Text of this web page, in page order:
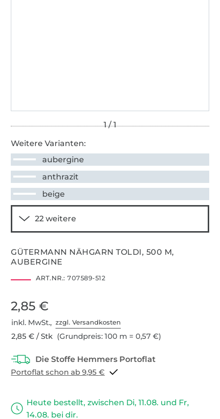
Weitere Varianten:
aubergine
anthrazit
beige
GÜTERMANN NÄHGARN TOLDI, 500 M,
AUBERGINE
ART.NR.: 707589-512
2,85 €
inkl. MwSt.,zzgl. Versandkosten
2,85 € / Stk (Grundpreis: 100 m = 0,57 €)
Portoflat schon ab 9,95 €
Heute bestellt, zwischen Di, 11.08. und Fr,
14.08. bei dir.